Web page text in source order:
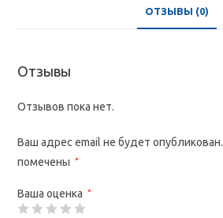
ОТЗЫВЫ (0)
Отзывы
Отзывов пока нет.
Ваш адрес email не будет опубликован.
помечены
*
Ваша оценка *